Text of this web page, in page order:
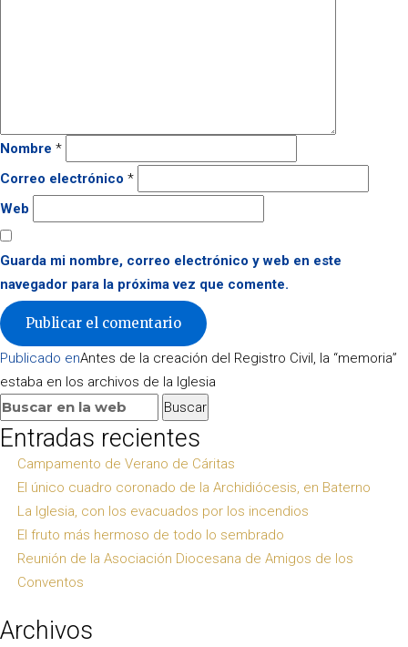
Nombre *
Correo electrónico *
Web
Guarda mi nombre, correo electrónico y web en este
navegador para la próxima vez que comente.
Navegación
de
entradas
Publicado enAntes de la creación del Registro Civil, la “memoria”
estaba en los archivos de la Iglesia
Buscar:
Buscar
Entradas recientes
Campamento de Verano de Cáritas
El único cuadro coronado de la Archidiócesis, en Baterno
La Iglesia, con los evacuados por los incendios
El fruto más hermoso de todo lo sembrado
Reunión de la Asociación Diocesana de Amigos de los
Conventos
Archivos